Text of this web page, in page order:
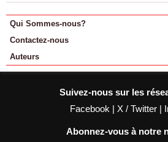
Qui Sommes-nous?
Contactez-nous
Auteurs
Suivez-nous sur les
Facebook | X / Twitter |
Abonnez-vous à notre